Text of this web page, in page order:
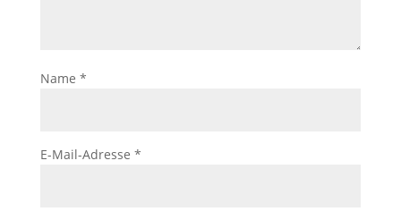
Name *
E-Mail-Adresse *